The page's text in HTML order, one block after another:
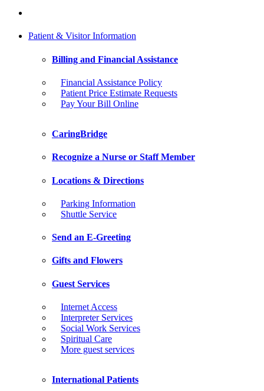
Patient & Visitor Information
Billing and Financial Assistance
Financial Assistance Policy
Patient Price Estimate Requests
Pay Your Bill Online
CaringBridge
Recognize a Nurse or Staff Member
Locations & Directions
Parking Information
Shuttle Service
Send an E-Greeting
Gifts and Flowers
Guest Services
Internet Access
Interpreter Services
Social Work Services
Spiritual Care
More guest services
International Patients